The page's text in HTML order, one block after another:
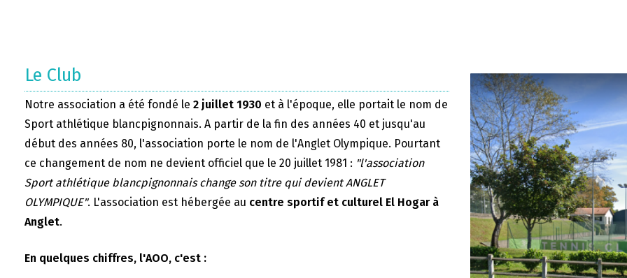
Le Club
Notre association a été fondé le 2 juillet 1930 et à l'époque, elle portait le nom de
Sport athlétique blancpignonnais. A partir de la fin des années 40 et jusqu'au
début des années 80, l'association porte le nom de l'Anglet Olympique. Pourtant
ce changement de nom ne devient officiel que le 20 juillet 1981 : "l'association
Sport athlétique blancpignonnais change son titre qui devient ANGLET
OLYMPIQUE". L'association est hébergée au centre sportif et culturel El Hogar à
Anglet.
En quelques chiffres, l'AOO, c'est :